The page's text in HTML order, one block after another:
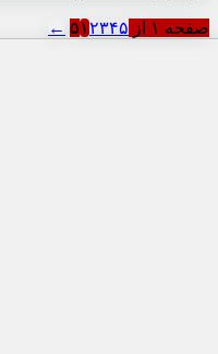
صفحه ۱ از ۵ ۱۲۳۴۵ ←